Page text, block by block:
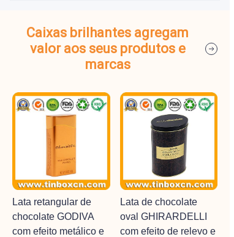
Caixas brilhantes agregam
valor aos seus produtos e
marcas
Lata retangular de
chocolate GODIVA
com efeito metálico e
Lata de chocolate
oval GHIRARDELLI
com efeito de relevo e